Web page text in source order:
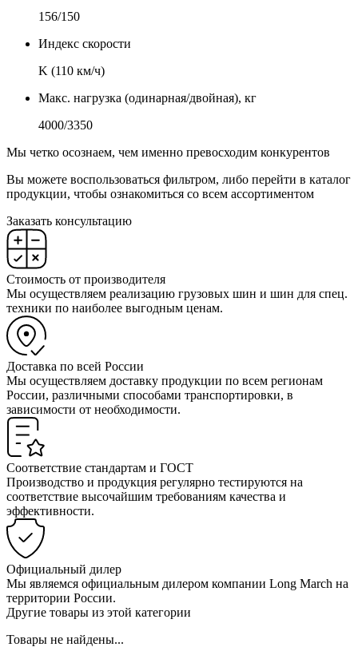
156/150
Индекс скорости
K (110 км/ч)
Макс. нагрузка (одинарная/двойная), кг
4000/3350
Мы четко осознаем, чем именно превосходим конкурентов
Вы можете воспользоваться фильтром, либо перейти в каталог
продукции, чтобы ознакомиться со всем ассортиментом
Заказать консультацию
Стоимость от производителя
Мы осуществляем реализацию грузовых шин и шин для спец.
техники по наиболее выгодным ценам.
Доставка по всей России
Мы осуществляем доставку продукции по всем регионам
России, различными способами транспортировки, в
зависимости от необходимости.
Соответствие стандартам и ГОСТ
Производство и продукция регулярно тестируются на
соответствие высочайшим требованиям качества и
эффективности.
Официальный дилер
Мы являемся официальным дилером компании Long March на
территории России.
Другие товары из этой категории
Товары не найдены...